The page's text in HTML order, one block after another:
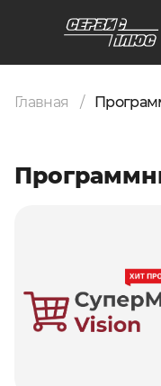
Главная